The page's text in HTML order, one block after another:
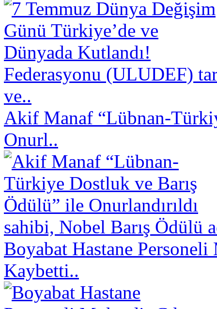
Federasyonu (ULUDEF)
ve..
Akif Manaf “Lübnan-
Onurl..
sahibi, Nobel Barış Ödülü
Boyabat Hastane Personeli
Kaybetti..